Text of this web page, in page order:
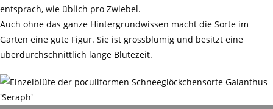
entsprach, wie üblich pro Zwiebel.
Auch ohne das ganze Hintergrundwissen macht die Sorte im
Garten eine gute Figur. Sie ist grossblumig und besitzt eine
überdurchschnittlich lange Blütezeit.